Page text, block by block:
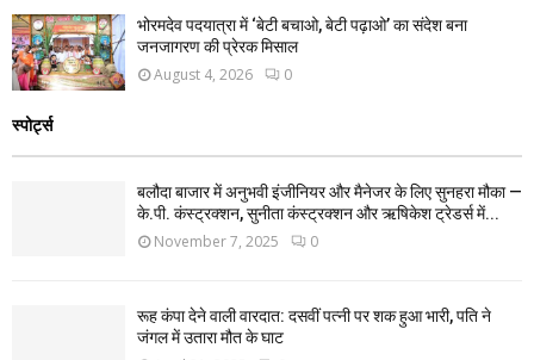
भोरमदेव पदयात्रा में ‘बेटी बचाओ, बेटी पढ़ाओ’ का संदेश बना
जनजागरण की प्रेरक मिसाल
August 4, 2026 0
स्पोर्ट्स
बलौदा बाजार में अनुभवी इंजीनियर और मैनेजर के लिए सुनहरा मौका —
के.पी. कंस्ट्रक्शन, सुनीता कंस्ट्रक्शन और ऋषिकेश ट्रेडर्स में...
November 7, 2025 0
रूह कंपा देने वाली वारदात: दसवीं पत्नी पर शक हुआ भारी, पति ने
जंगल में उतारा मौत के घाट